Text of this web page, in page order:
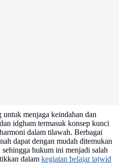
menjaga keindahan dan
idgham termasuk konsep kunci
dalam tilawah. Berbagai
dapat dengan mudah ditemukan
hukum ini menjadi salah
dalam kegiatan belajar tajwid